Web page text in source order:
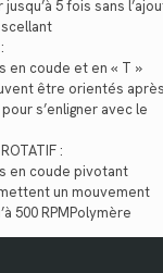
5 fois sans
en coude et en « T »
être orientés après
s’enligner avec le
:
en coude pivotant
un mouvement
500 RPMPolymère